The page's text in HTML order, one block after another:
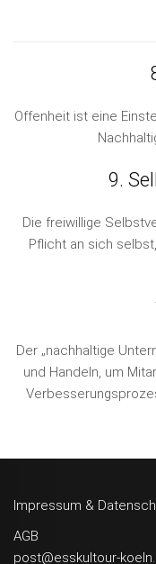
Offenheit ist eine
9.
Die freiwillige
Pflicht an sich
Der „nachhaltige
und Handeln, um
Impressum &
AGB
post@esskultour-